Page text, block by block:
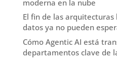
moderna en la nube
El fin de las
datos ya no pueden
Cómo Agentic AI está
departamentos clave de